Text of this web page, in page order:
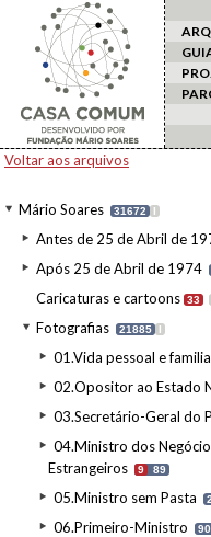
Voltar aos arquivos
Mário Soares 31672 I
Antes de 25 de Abril de
Após 25 de Abril de 1974
Caricaturas e cartoons 33
Fotografias 21885 I
01.Vida pessoal e
02.Opositor ao Estado
03.Secretário-Geral do
04.Ministro dos
Estrangeiros
9 89
05.Ministro sem Pasta 2
06.Primeiro-Ministro 90